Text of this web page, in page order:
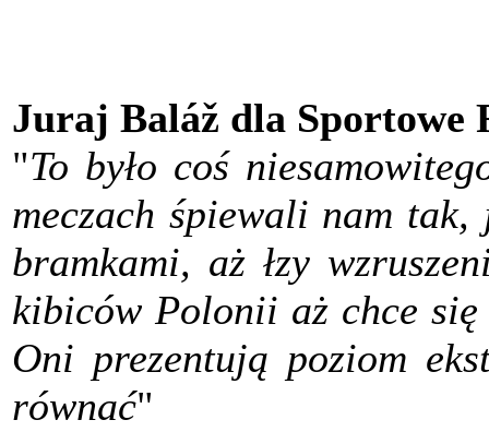
Juraj Baláž dla Sportowe
"To było coś
meczach śpiewali nam
bramkami, aż łzy
kibiców Polonii aż chce
Oni prezentują poziom
równać"